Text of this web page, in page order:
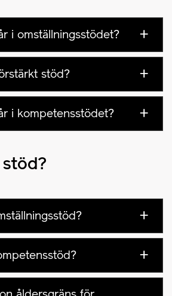
i omställningsstödet?
stöd?
i kompetensstödet?
stöd?